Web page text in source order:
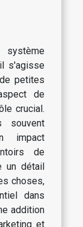
système
s'agisse
petites
de
crucial.
souvent
impact
de
un détail
choses,
dans
addition
et